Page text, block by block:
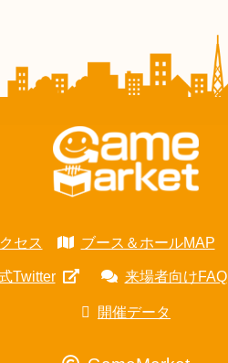
セス ブース＆ホールMAP
Twitter 来場者向けFAQ
開催データ